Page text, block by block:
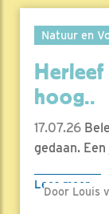
Natuur en
hoog..
17.07.26
gedaan.
Lees meer
Door Louis